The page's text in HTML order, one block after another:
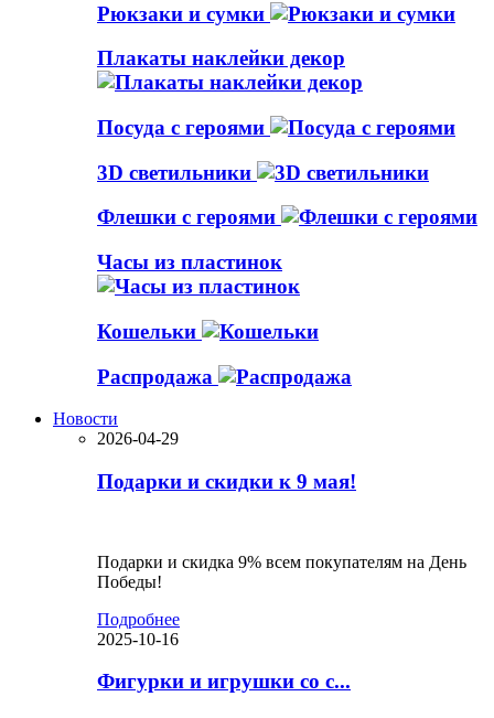
Рюкзаки и сумки
Плакаты наклейки декор
Посуда с героями
3D светильники
Флешки с героями
Часы из пластинок
Кошельки
Распродажа
Новости
2026-04-29
Подарки и скидки к 9 мая!
Подарки и скидка 9% всем покупателям на День
Победы!
Подробнее
2025-10-16
Фигурки и игрушки со с...